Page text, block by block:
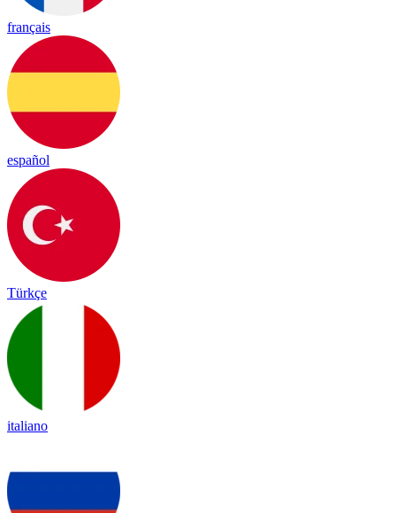
français
español
Türkçe
italiano